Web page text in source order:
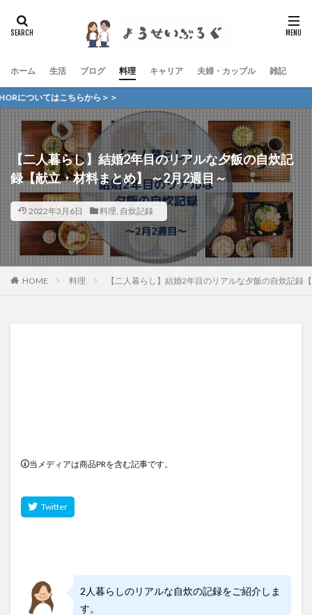
ホーム 生活 ブログ 料理 キャリア 夫婦・カップル 雑記
＞＞
【二人暮らし】結婚2年目のリアルな夕飯の自炊記
録【献立・材料まとめ】 ～2月2週目～
2022年3月6日 料理, 自炊記録
HOME 料理 【二人暮らし】結婚2年目のリアルな夕飯の自炊記録
当メディアは商品PRを含む記事です。
2人暮らしのリアルな自炊の記録をご紹介しま
す。